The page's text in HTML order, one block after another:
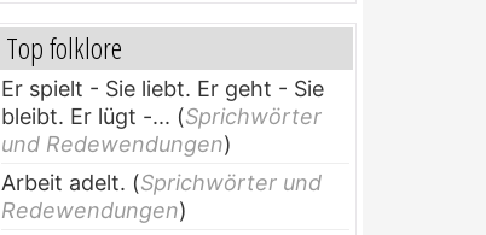
Top folklore
Er spielt - Sie liebt. Er geht - Sie
bleibt. Er lügt -... (Sprichwörter
und Redewendungen)
Arbeit adelt. (Sprichwörter und
Redewendungen)